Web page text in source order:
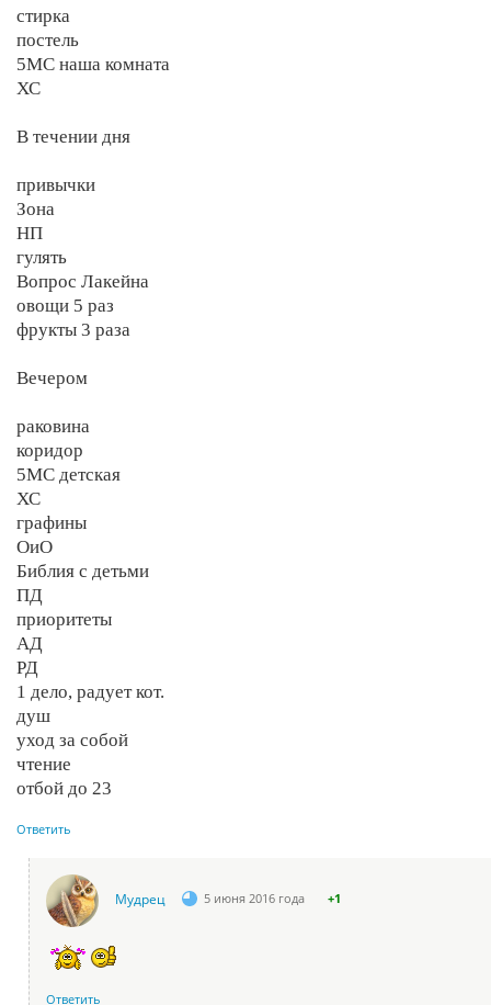
стирка
постель
5МС наша комната
ХС
В течении дня
привычки
Зона
НП
гулять
Вопрос Лакейна
овощи 5 раз
фрукты 3 раза
Вечером
раковина
коридор
5МС детская
ХС
графины
ОиО
Библия с детьми
ПД
приоритеты
АД
РД
1 дело, радует кот.
душ
уход за собой
чтение
отбой до 23
Ответить
Мудрец 5 июня 2016 года +1
Ответить